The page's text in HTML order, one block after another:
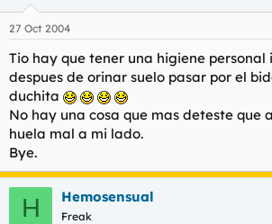
27 Oct 2004
Tio hay que tener una higiene personal
despues de orinar suelo pasar por el
duchita
No hay una cosa que mas deteste que
huela mal a mi lado.
Bye.
H Hemosensual
Freak